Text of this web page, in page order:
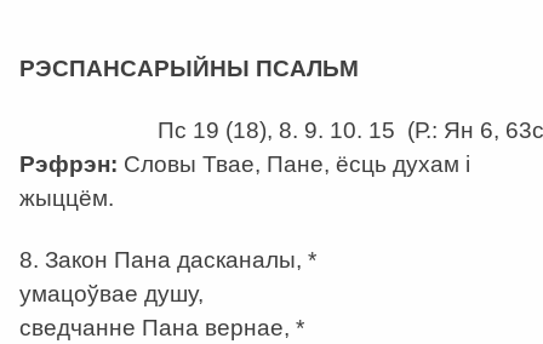
РЭСПАНСАРЫЙНЫ ПСАЛЬМ
Пс 19 (18), 8. 9. 10. 15 (Р.: Ян 6,
Рэфрэн: Словы Твае, Пане, ёсць духам і
жыццём.
8. Закон Пана дасканалы, *
умацоўвае душу,
сведчанне Пана вернае, *